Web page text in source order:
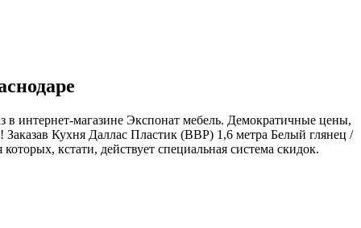
интернет-магазине Экспонат мебель. Демократичные цены,
Кухня Даллас Пластик (ВВР) 1,6 метра Белый глянец /
кстати, действует специальная система скидок.